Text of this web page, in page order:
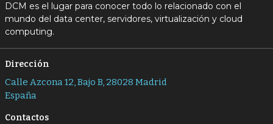
DCM es el lugar para conocer todo lo relacionado con el
mundo del data center, servidores, virtualización y cloud
computing.
Dirección
Calle Azcona 12, Bajo B, 28028 Madrid
España
Contactos